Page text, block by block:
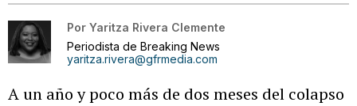
Por Yaritza Rivera Clemente
Periodista de Breaking News
yaritza.rivera@gfrmedia.com
A un año y poco más de dos meses del colapso